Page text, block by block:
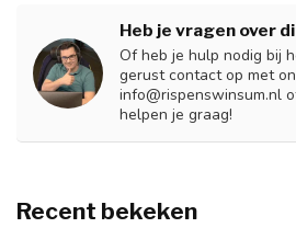
Heb je vragen over
Of heb je hulp nodig bij
gerust contact op met
info@rispenswinsum.nl
helpen je graag!
Recent bekeken